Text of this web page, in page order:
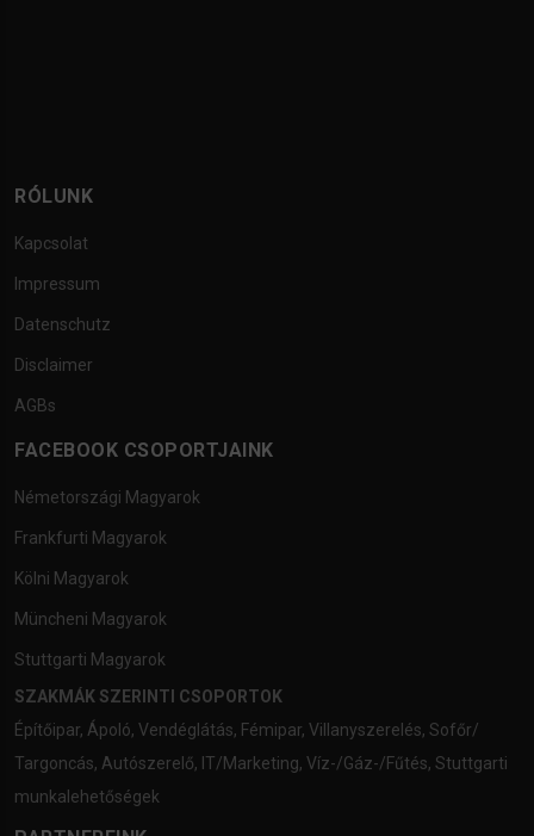
RÓLUNK
Kapcsolat
Impressum
Datenschutz
Disclaimer
AGBs
FACEBOOK CSOPORTJAINK
Németországi Magyarok
Frankfurti Magyarok
Kölni Magyarok
Müncheni Magyarok
Stuttgarti Magyarok
SZAKMÁK SZERINTI CSOPORTOK
Építőipar, Ápoló, Vendéglátás, Fémipar, Villanyszerelés, Sofőr/
Targoncás, Autószerelő, IT/Marketing, Víz-/Gáz-/Fűtés, Stuttgarti
munkalehetőségek